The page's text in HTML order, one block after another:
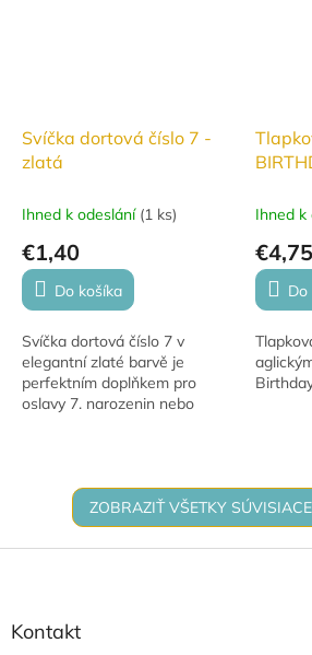
Svíčka dortová číslo 7 -
zlatá
Ihned k odeslání (1 ks)
€1,40
Do košíka
Svíčka dortová číslo 7 v
elegantní zlaté barvě je
perfektním doplňkem pro
oslavy 7. narozenin nebo
Ihned k
€4,75
Do
ZOBRAZIŤ VŠETKY
Z
Kontakt